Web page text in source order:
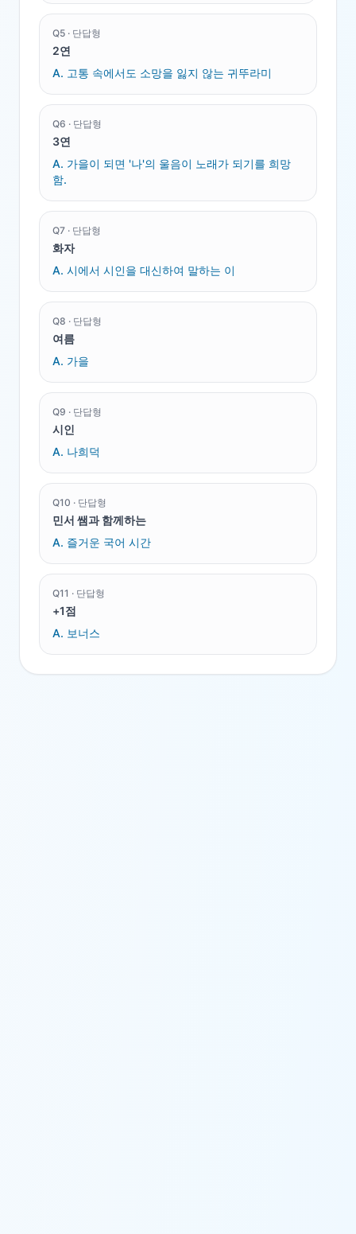
Q5 · 단답형
2연
A. 고통 속에서도 소망을 잃지 않는 귀뚜라미
Q6 · 단답형
3연
A. 가을이 되면 '나'의 울음이 노래가 되기를 희망
함.
Q7 · 단답형
화자
A. 시에서 시인을 대신하여 말하는 이
Q8 · 단답형
여름
A. 가을
Q9 · 단답형
시인
A. 나희덕
Q10 · 단답형
민서 쌤과 함께하는
A. 즐거운 국어 시간
Q11 · 단답형
+1점
A. 보너스